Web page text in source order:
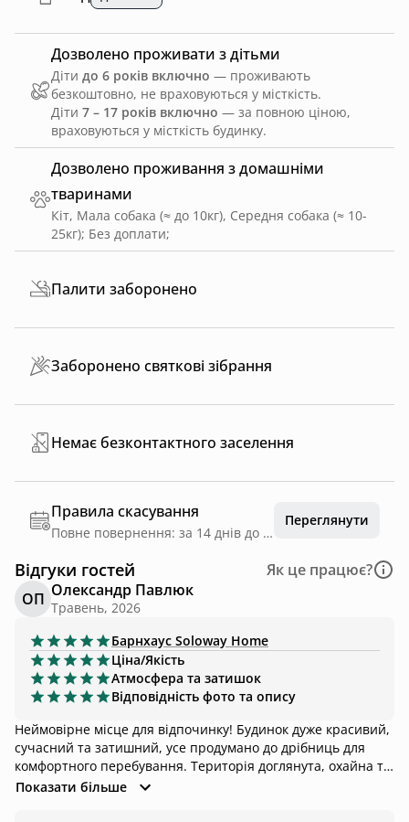
Дозволено проживання з домашніми
тваринами
Кіт, Мала собака (≈ до 10кг), Середня собака (≈ 10-
25кг); Без доплати;
Дозволено проживати з дітьми
Діти до 6 років включно — проживають
безкоштовно, не враховуються у місткість.
Діти 7 – 17 років включно — за повною ціною,
враховуються у місткість будинку.
Палити заборонено
Заборонено святкові зібрання
Немає безконтактного заселення
Правила скасування
Повне повернення: за 14 днів до дати заїзду
Переглянути
Відгуки гостей
Як це працює?
ОП Олександр Павлюк
Травень, 2026
Барнхаус Soloway Home
Ціна/Якість
Атмосфера та затишок
Відповідність фото та опису
Неймовірне місце для відпочинку! Будинок дуже красивий,
сучасний та затишний, усе продумано до дрібниць для
комфортного перебування. Територія доглянута, охайна та
чудово облаштована — тут справді приємно проводити час
Показати більше